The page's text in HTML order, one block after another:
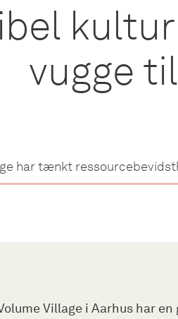
vugge
har tænkt
Village i Aarhus har